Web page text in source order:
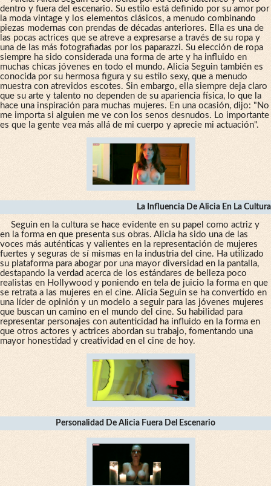
dentro y fuera del escenario. Su estilo está definido por su amor por
la moda vintage y los elementos clásicos, a menudo combinando
piezas modernas con prendas de décadas anteriores. Ella es una de
las pocas actrices que se atreve a expresarse a través de su ropa y
una de las más fotografiadas por los paparazzi. Su elección de ropa
siempre ha sido considerada una forma de arte y ha influido en
muchas chicas jóvenes en todo el mundo. Alicia Seguin también es
conocida por su hermosa figura y su estilo sexy, que a menudo
muestra con atrevidos escotes. Sin embargo, ella siempre deja claro
que su arte y talento no dependen de su apariencia física, lo que la
hace una inspiración para muchas mujeres. En una ocasión, dijo: "No
me importa si alguien me ve con los senos desnudos. Lo importante
es que la gente vea más allá de mi cuerpo y aprecie mi actuación".
La Influencia De Alicia En La Cultura
Seguin en la cultura se hace evidente en su papel como actriz y
en la forma en que presenta sus obras. Alicia ha sido una de las
voces más auténticas y valientes en la representación de mujeres
fuertes y seguras de sí mismas en la industria del cine. Ha utilizado
su plataforma para abogar por una mayor diversidad en la pantalla,
destapando la verdad acerca de los estándares de belleza poco
realistas en Hollywood y poniendo en tela de juicio la forma en que
se retrata a las mujeres en el cine. Alicia Seguin se ha convertido en
una líder de opinión y un modelo a seguir para las jóvenes mujeres
que buscan un camino en el mundo del cine. Su habilidad para
representar personajes con autenticidad ha influido en la forma en
que otros actores y actrices abordan su trabajo, fomentando una
mayor honestidad y creatividad en el cine de hoy.
Personalidad De Alicia Fuera Del Escenario